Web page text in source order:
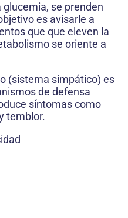
se prenden
es avisarle a
que que eleven la
se oriente a
(sistema simpático) es
de defensa
síntomas como
temblor.